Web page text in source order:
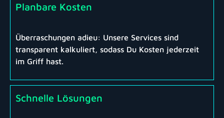
Planbare Kosten
Überraschungen adieu: Unsere Services sind
transparent kalkuliert, sodass Du Kosten jederzeit
im Griff hast.
Schnelle Lösungen